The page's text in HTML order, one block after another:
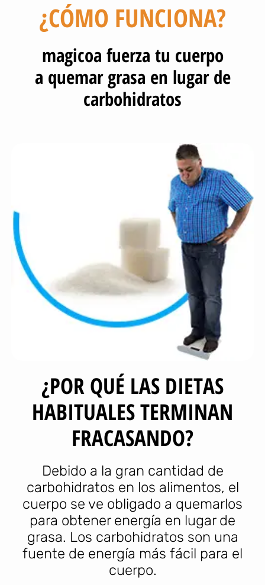
¿CÓMO FUNCIONA?
magicoa fuerza tu cuerpo
a quemar grasa en lugar de
carbohidratos
¿POR QUÉ LAS DIETAS
HABITUALES TERMINAN
FRACASANDO?
Debido a la gran cantidad de
carbohidratos en los alimentos, el
cuerpo se ve obligado a quemarlos
para obtener energía en lugar de
grasa. Los carbohidratos son una
fuente de energía más fácil para el
cuerpo.